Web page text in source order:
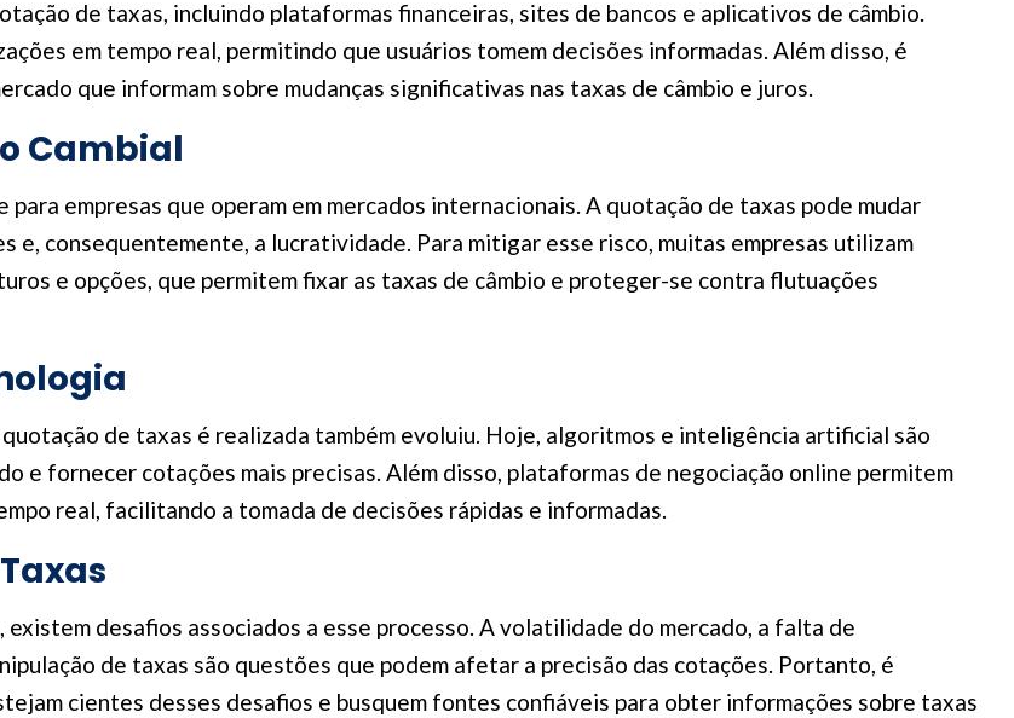
de taxas, incluindo plataformas financeiras, sites de bancos e aplicativos de câmbio.
em tempo real, permitindo que usuários tomem decisões informadas. Além disso, é
que informam sobre mudanças significativas nas taxas de câmbio e juros.
Cambial
para empresas que operam em mercados internacionais. A quotação de taxas pode mudar
e, consequentemente, a lucratividade. Para mitigar esse risco, muitas empresas utilizam
e opções, que permitem fixar as taxas de câmbio e proteger-se contra flutuações
de taxas é realizada também evoluiu. Hoje, algoritmos e inteligência artificial são
e fornecer cotações mais precisas. Além disso, plataformas de negociação online permitem
real, facilitando a tomada de decisões rápidas e informadas.
desafios associados a esse processo. A volatilidade do mercado, a falta de
de taxas são questões que podem afetar a precisão das cotações. Portanto, é
cientes desses desafios e busquem fontes confiáveis para obter informações sobre taxas